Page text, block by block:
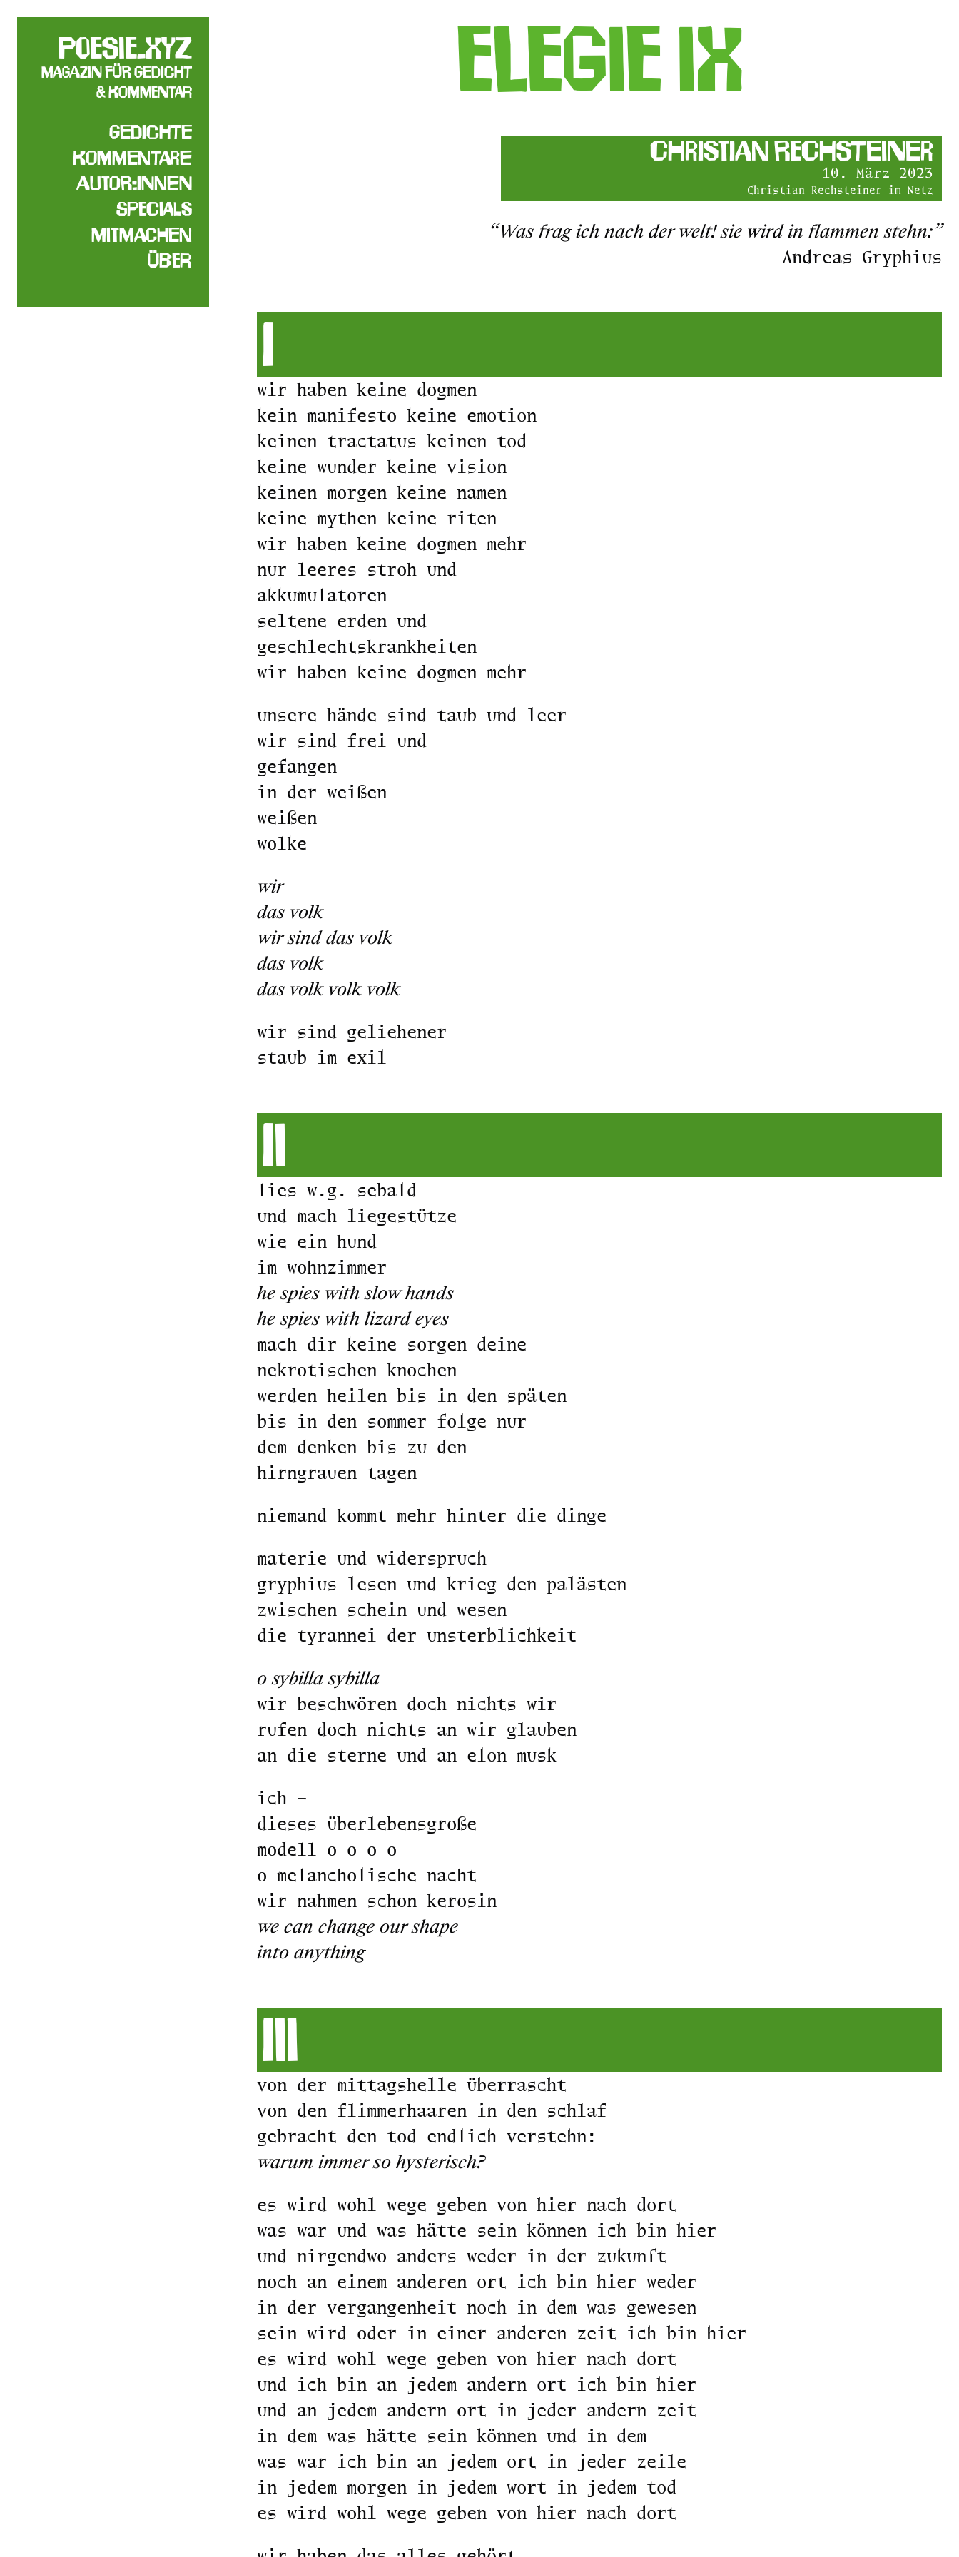
poesie.xyz
Magazin für Gedicht
& Kommentar
Gedichte
Kommentare
Autor:innen
Specials
Mitmachen
Über
ELEGIE IX
Christian Rechsteiner
10. März 2023
Christian Rechsteiner im Netz
“Was frag ich nach der welt! sie wird in flammen stehn:”
Andreas Gryphius
I
wir haben keine dogmen
kein manifesto keine emotion
keinen tractatus keinen tod
keine wunder keine vision
keinen morgen keine namen
keine mythen keine riten
wir haben keine dogmen mehr
nur leeres stroh und
akkumulatoren
seltene erden und
geschlechtskrankheiten
wir haben keine dogmen mehr
unsere hände sind taub und leer
wir sind frei und
gefangen
in der weißen
weißen
wolke
wir
das volk
wir sind das volk
das volk
das volk volk volk
wir sind geliehener
staub im exil
II
lies w.g. sebald
und mach liegestütze
wie ein hund
im wohnzimmer
he spies with slow hands
he spies with lizard eyes
mach dir keine sorgen deine
nekrotischen knochen
werden heilen bis in den späten
bis in den sommer folge nur
dem denken bis zu den
hirngrauen tagen
niemand kommt mehr hinter die dinge
materie und widerspruch
gryphius lesen und krieg den palästen
zwischen schein und wesen
die tyrannei der unsterblichkeit
o sybilla sybilla
wir beschwören doch nichts wir
rufen doch nichts an wir glauben
an die sterne und an elon musk
ich –
dieses überlebensgroße
modell o o o o
o melancholische nacht
wir nahmen schon kerosin
we can change our shape
into anything
III
von der mittagshelle überrascht
von den flimmerhaaren in den schlaf
gebracht den tod endlich verstehn:
warum immer so hysterisch?
es wird wohl wege geben von hier nach dort
was war und was hätte sein können ich bin hier
und nirgendwo anders weder in der zukunft
noch an einem anderen ort ich bin hier weder
in der vergangenheit noch in dem was gewesen
sein wird oder in einer anderen zeit ich bin hier
es wird wohl wege geben von hier nach dort
und ich bin an jedem andern ort ich bin hier
und an jedem andern ort in jeder andern zeit
in dem was hätte sein können und in dem
was war ich bin an jedem ort in jeder zeile
in jedem morgen in jedem wort in jedem tod
es wird wohl wege geben von hier nach dort